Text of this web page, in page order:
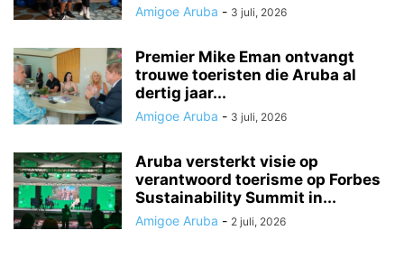
Amigoe Aruba - 3 juli, 2026
Premier Mike Eman ontvangt
trouwe toeristen die Aruba al
dertig jaar...
Amigoe Aruba - 3 juli, 2026
Aruba versterkt visie op
verantwoord toerisme op Forbes
Sustainability Summit in...
Amigoe Aruba - 2 juli, 2026